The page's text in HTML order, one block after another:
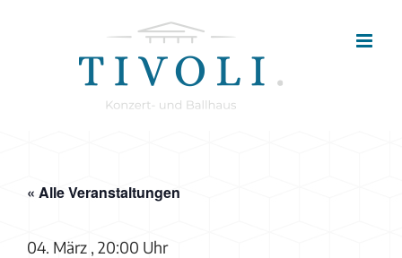
« Alle Veranstaltungen
04. März , 20:00 Uhr